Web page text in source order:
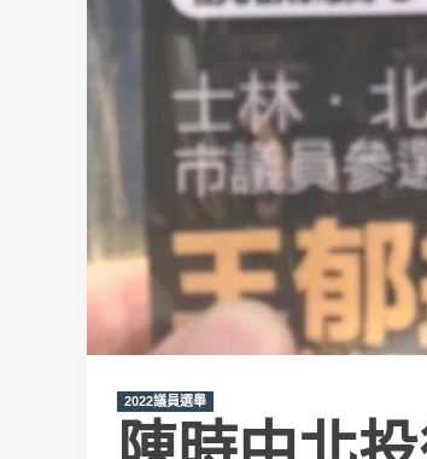
2022議員選舉